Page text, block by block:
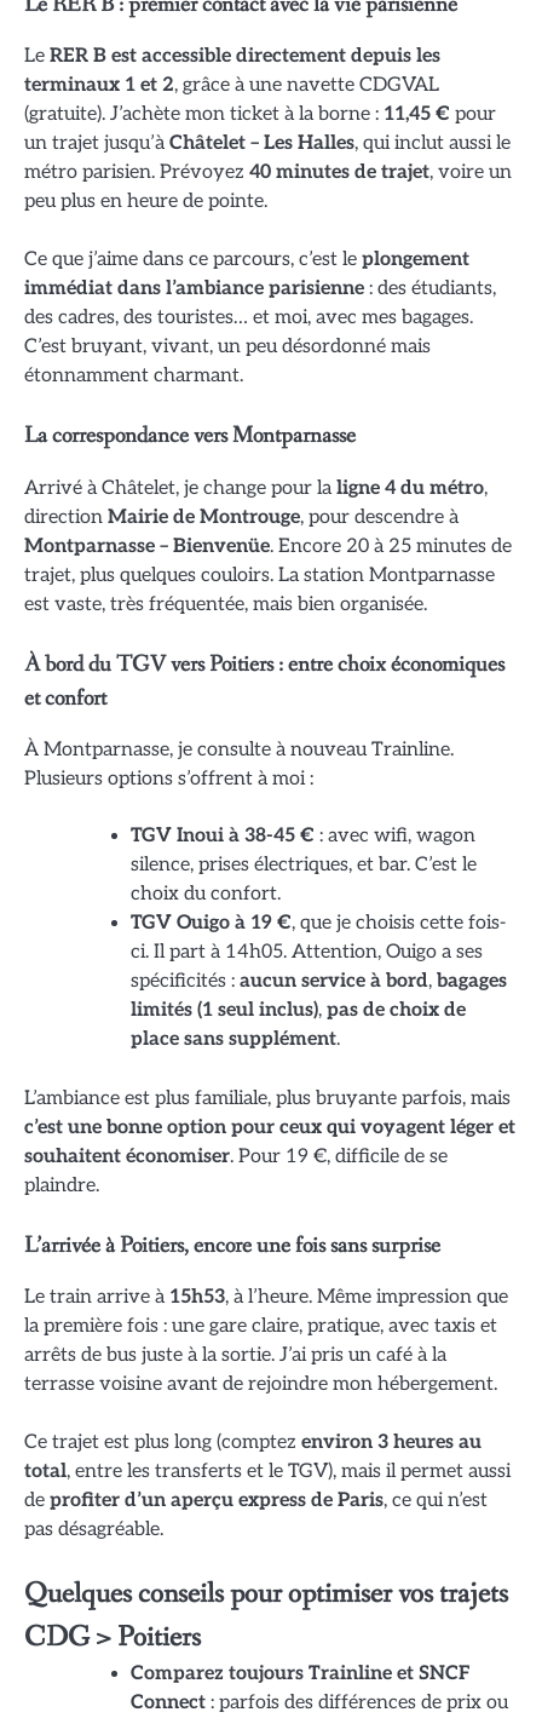
Le RER B est accessible directement depuis les
terminaux 1 et 2, grâce à une navette CDGVAL
(gratuite). J’achète mon ticket à la borne : 11,45 € pour
un trajet jusqu’àChâtelet – Les Halles, qui inclut aussi le
métro parisien. Prévoyez 40 minutes de trajet, voire un
peu plus en heure de pointe.
Ce que j’aime dans ce parcours, c’est le plongement
immédiat dans l’ambiance parisienne : des étudiants,
des cadres, des touristes… et moi, avec mes bagages.
C’est bruyant, vivant, un peu désordonné mais
étonnamment charmant.
La correspondance vers Montparnasse
Arrivé à Châtelet, je change pour laligne 4 du métro,
direction Mairie de Montrouge, pour descendre à
Montparnasse – Bienvenüe. Encore 20 à 25 minutes de
trajet, plus quelques couloirs. La station Montparnasse
est vaste, très fréquentée, mais bien organisée.
À bord du TGV vers Poitiers : entre choix économiques
et confort
À Montparnasse, je consulte à nouveau Trainline.
Plusieurs options s’offrent à moi :
TGV Inoui à 38-45 € : avec wifi, wagon
silence, prises électriques, et bar. C’est le
choix du confort.
TGV Ouigo à 19 €, que je choisis cette fois-
ci. Il part à 14h05. Attention, Ouigo a ses
spécificités : aucun service à bord, bagages
limités (1 seul inclus), pas de choix de
place sans supplément.
L’ambiance est plus familiale, plus bruyante parfois, mais
c’est une bonne option pour ceux qui voyagent léger et
souhaitent économiser. Pour 19 €, difficile de se
plaindre.
L’arrivée à Poitiers, encore une fois sans surprise
Le train arrive à 15h53, à l’heure. Même impression que
la première fois : une gare claire, pratique, avec taxis et
arrêts de bus juste à la sortie. J’ai pris un café à la
terrasse voisine avant de rejoindre mon hébergement.
Ce trajet est plus long (comptez environ 3 heures au
total, entre les transferts et le TGV), mais il permet aussi
de profiter d’un aperçu express de Paris, ce qui n’est
pas désagréable.
Quelques conseils pour optimiser vos trajets
CDG > Poitiers
Comparez toujours Trainline et SNCF
Connect : parfois des différences de prix ou